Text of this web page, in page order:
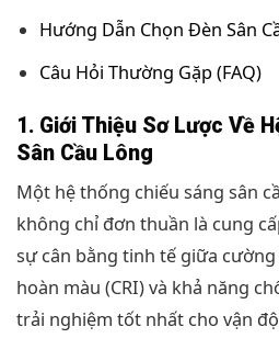
Hướng Dẫn Chọn Đèn Sân
Câu Hỏi Thường Gặp (FAQ)
1. Giới Thiệu Sơ Lược Về
Sân Cầu Lông
Một hệ thống chiếu sáng sân
không chỉ đơn thuần là cung
sự cân bằng tinh tế giữa
hoàn màu (CRI) và khả năng
trải nghiệm tốt nhất cho vận